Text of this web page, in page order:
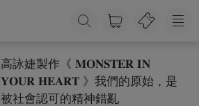
高詠婕製作《 𝐌𝐎𝐍𝐒𝐓𝐄𝐑 𝐈𝐍
𝐘𝐎𝐔𝐑 𝐇𝐄𝐀𝐑𝐓 》我們的原始，是
被社會認可的精神錯亂